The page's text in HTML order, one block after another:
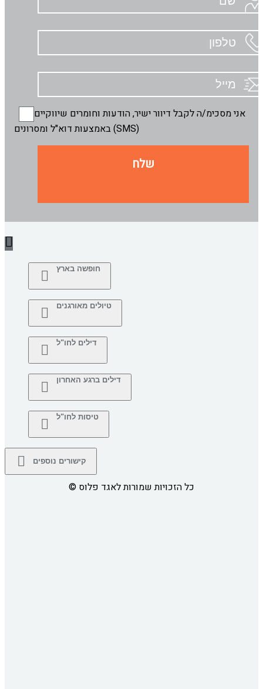
אני מסכימ/ה לקבל דיוור ישיר, הודעות וחומרים שיווקיים
באמצעות דוא"ל ומסרונים (SMS)
שלח
חופשה בארץ
טיולים מאורגנים
דילים לחו"ל
דילים ברגע האחרון
טיסות לחו"ל
קישורים נוספים
© כל הזכויות שמורות לאגד פלוס